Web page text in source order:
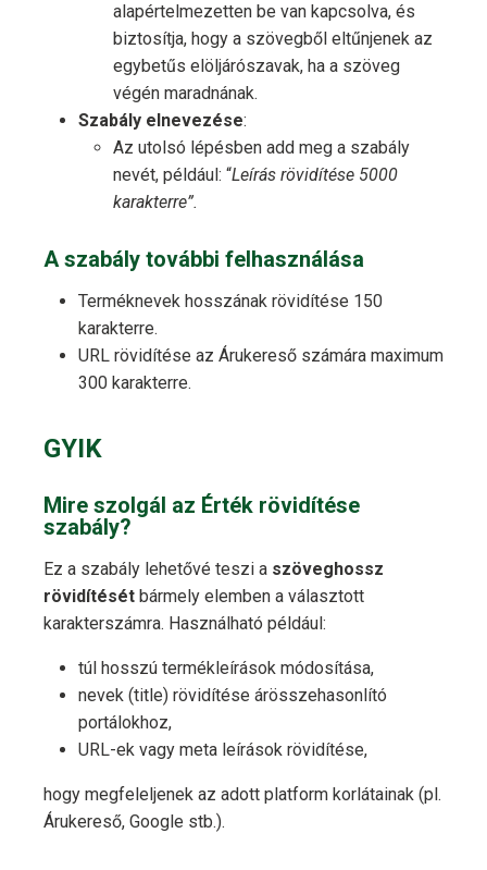
alapértelmezetten be van kapcsolva, és
biztosítja, hogy a szövegből eltűnjenek az
egybetűs elöljárószavak, ha a szöveg
végén maradnának.
Szabály elnevezése:
Az utolsó lépésben add meg a szabály
nevét, például: “Leírás rövidítése 5000
karakterre”.
A szabály további felhasználása
Terméknevek hosszának rövidítése 150
karakterre.
URL rövidítése az Árukereső számára maximum
300 karakterre.
GYIK
Mire szolgál az Érték rövidítése
szabály?
Ez a szabály lehetővé teszi a szöveghossz
rövidítését bármely elemben a választott
karakterszámra. Használható például:
túl hosszú termékleírások módosítása,
nevek (title) rövidítése árösszehasonlító
portálokhoz,
URL-ek vagy meta leírások rövidítése,
hogy megfeleljenek az adott platform korlátainak (pl.
Árukereső, Google stb.).